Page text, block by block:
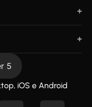
5
iOS e Android